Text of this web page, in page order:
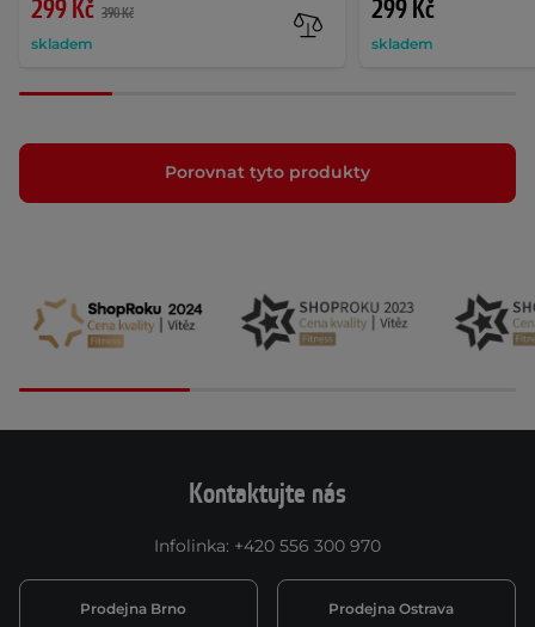
299 Kč 390 Kč
skladem
299 Kč
skladem
Porovnat tyto produkty
Kontaktujte nás
Infolinka: +420 556 300 970
Prodejna Brno Prodejna Ostrava